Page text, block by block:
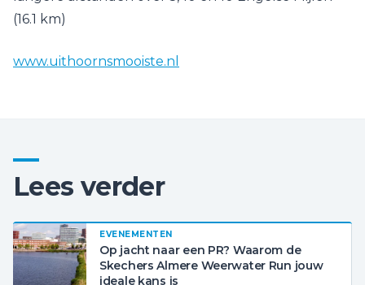
(16.1 km)
www.uithoornsmooiste.nl
Lees verder
EVENEMENTEN
Op jacht naar een PR? Waarom de
Skechers Almere Weerwater Run jouw
ideale kans is